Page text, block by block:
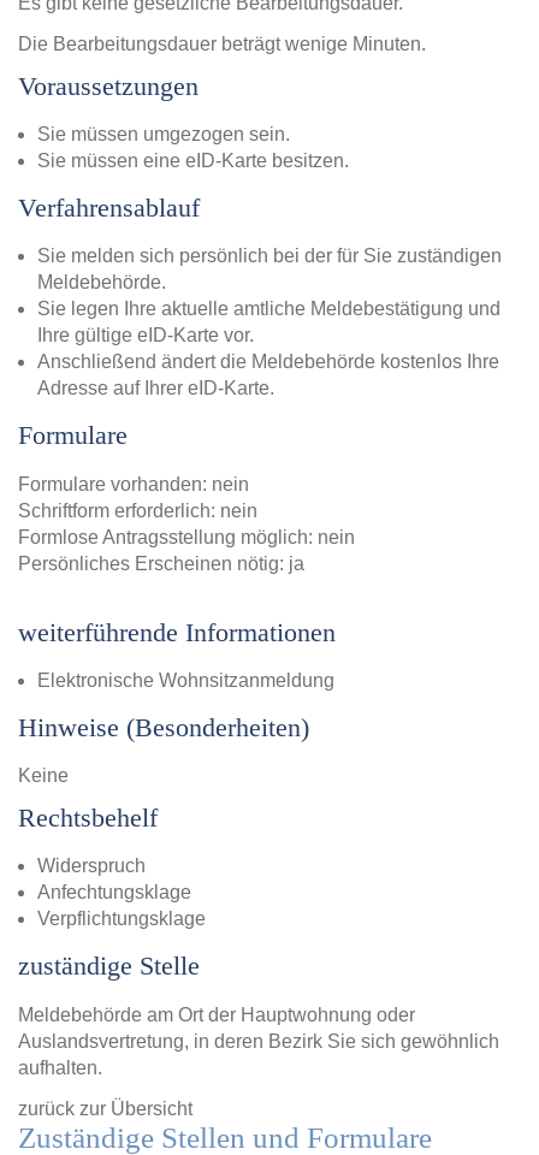
Die Bearbeitungsdauer beträgt wenige Minuten.
Voraussetzungen
Sie müssen umgezogen sein.
Sie müssen eine eID-Karte besitzen.
Verfahrensablauf
Sie melden sich persönlich bei der für Sie zuständigen
Meldebehörde.
Sie legen Ihre aktuelle amtliche Meldebestätigung und
Ihre gültige eID-Karte vor.
Anschließend ändert die Meldebehörde kostenlos Ihre
Adresse auf Ihrer eID-Karte.
Formulare
Formulare vorhanden: nein
Schriftform erforderlich: nein
Formlose Antragsstellung möglich: nein
Persönliches Erscheinen nötig: ja
weiterführende Informationen
Elektronische Wohnsitzanmeldung
Hinweise (Besonderheiten)
Keine
Rechtsbehelf
Widerspruch
Anfechtungsklage
Verpflichtungsklage
zuständige Stelle
Meldebehörde am Ort der Hauptwohnung oder
Auslandsvertretung, in deren Bezirk Sie sich gewöhnlich
aufhalten.
zurück zur Übersicht
Zuständige Stellen und Formulare